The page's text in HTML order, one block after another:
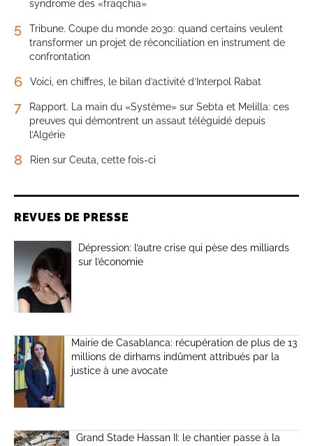
syndrome des «fraqchia»
5
Tribune. Coupe du monde 2030: quand certains veulent
transformer un projet de réconciliation en instrument de
confrontation
6 Voici, en chiffres, le bilan d’activité d’Interpol Rabat
7
Rapport. La main du «Système» sur Sebta et Melilla: ces
preuves qui démontrent un assaut téléguidé depuis
l’Algérie
8 Rien sur Ceuta, cette fois-ci
REVUES DE PRESSE
Dépression: l’autre crise qui pèse des milliards
sur l’économie
Mairie de Casablanca: récupération de plus de 13
millions de dirhams indûment attribués par la
justice à une avocate
Grand Stade Hassan II: le chantier passe à la